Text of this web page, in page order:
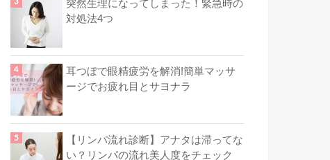
突然生理になってしまった！緊急時の
対処法4つ
耳つぼで眼精疲労を解消!簡単マッサ
ージでお疲れ目とサヨナラ
【リンパ流れ診断】アナタは滞ってな
い？リンパの流れ美人度をチェック